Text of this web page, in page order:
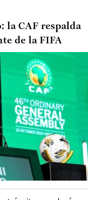
la CAF respalda
de la FIFA